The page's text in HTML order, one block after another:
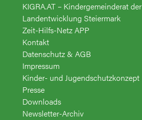
KIGRA.AT – Kindergemeinderat der
Landentwicklung Steiermark
Zeit-Hilfs-Netz APP
Kontakt
Datenschutz & AGB
Impressum
Kinder- und Jugendschutzkonzept
Presse
Downloads
Newsletter-Archiv